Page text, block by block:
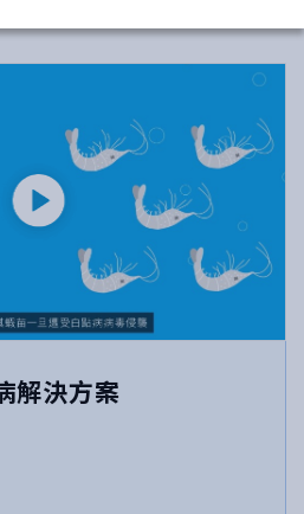
解決方案